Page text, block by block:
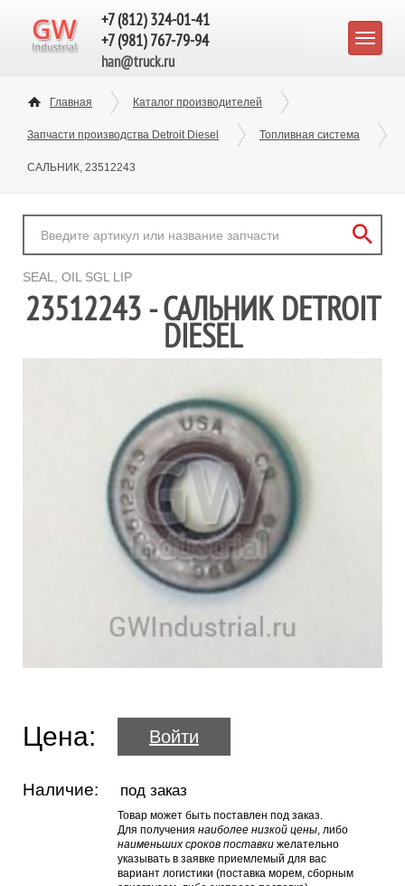
+7 (812) 324-01-41
+7 (981) 767-79-94
han@truck.ru
Главная Каталог производителей
Запчасти производства Detroit Diesel Топливная система
САЛЬНИК, 23512243
SEAL, OIL SGL LIP
23512243 - САЛЬНИК DETROIT
DIESEL
Цена: Войти
Наличие: под заказ
Товар может быть поставлен под заказ.
Для получения наиболее низкой цены , либо
наименьших сроков поставки желательно
указывать в заявке приемлемый для вас
вариант логистики (поставка морем, сборным